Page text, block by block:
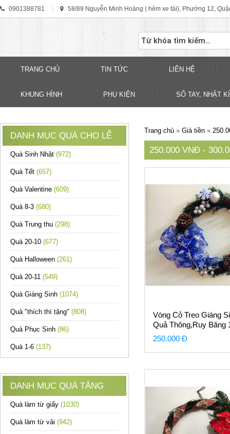
0901388781 58/89 Nguyễn Minh Hoàng ( hẻm xe tải), Phường 12,
TRANG CHỦ TIN TỨC LIÊN HỆ
KHUNG HÌNH PHỤ KIỆN SỐ TAY, NHẬT KÍ
DANH MỤC QUÀ CHO LỄ
Quà Sinh Nhật (972)
Quà Tết (657)
Quà Valentine (609)
Quà 8-3 (680)
Quà Trung thu (298)
Quà 20-10 (677)
Quà Halloween (261)
Quà 20-11 (549)
Quà Giáng Sinh (1074)
Quà "thích thì tặng" (808)
Quà Phục Sinh (86)
Quà 1-6 (137)
DANH MỤC QUÀ TẶNG
Quà làm từ giấy (1030)
Quà làm từ vải (942)
Trang chủ» Giá tiền »
250.000 VNĐ -
Vòng Cỏ Treo Giáng
Quả Thông,Ruy Băng
250.000 Đ